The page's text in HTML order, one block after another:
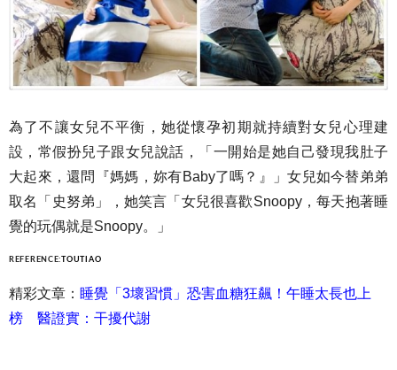
為了不讓女兒不平衡，她從懷孕初期就持續對女兒心理建
設，常假扮兒子跟女兒說話，「一開始是她自己發現我肚子
大起來，還問『媽媽，妳有Baby了嗎？』」女兒如今替弟弟
取名「史努弟」，她笑言「女兒很喜歡Snoopy，每天抱著睡
覺的玩偶就是Snoopy。」
REFERENCE: TOUTIAO
精彩文章： 睡覺「3壞習慣」恐害血糖狂飆！午睡太長也上
榜 醫證實：干擾代謝